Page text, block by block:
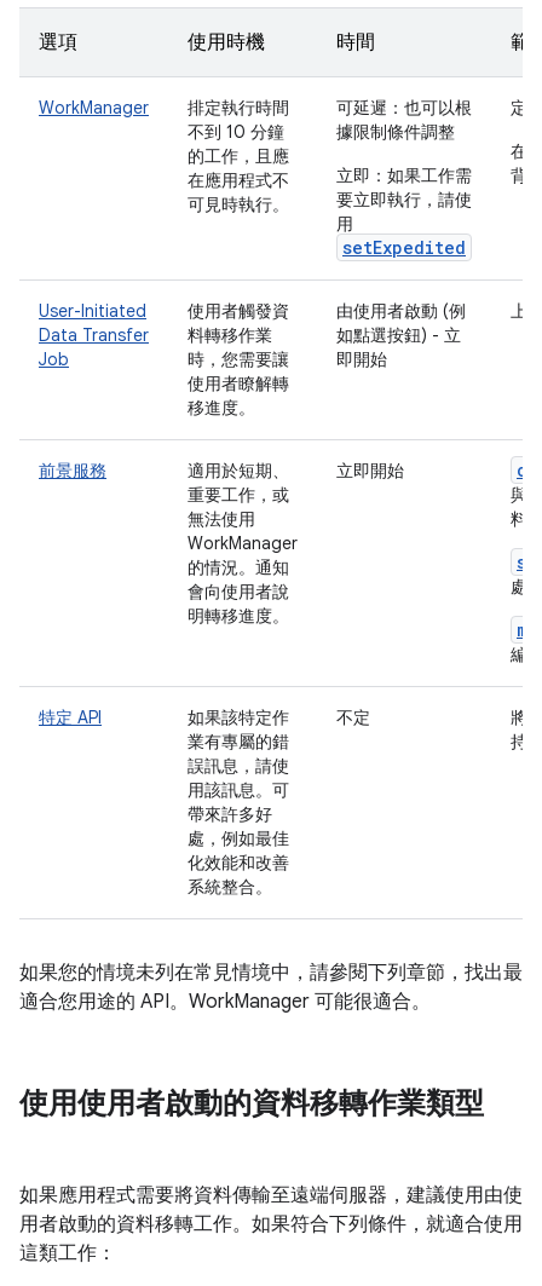
選項 使用時機 時間 範
WorkManager
排定執行時間
不到 10 分鐘
的工作，且應
在應用程式不
可見時執行。
可延遲：也可以根
據限制條件調整
立即：如果工作需
要立即執行，請使
用
setExpedited
定
在
背
User-Initiated
Data Transfer
Job
使用者觸發資
料轉移作業
時，您需要讓
使用者瞭解轉
移進度。
由使用者啟動 (例
如點選按鈕) - 立
即開始
上
前景服務
適用於短期、
重要工作，或
無法使用
WorkManager
的情況。通知
會向使用者說
明轉移進度。
立即開始
與
料
處
編
特定 API
如果該特定作
業有專屬的錯
誤訊息，請使
用該訊息。可
帶來許多好
處，例如最佳
化效能和改善
系統整合。
不定
將
持
如果您的情境未列在常見情境中，請參閱下列章節，找出最
適合您用途的 API。WorkManager 可能很適合。
使用使用者啟動的資料移轉作業類型
如果應用程式需要將資料傳輸至遠端伺服器，建議使用由使
用者啟動的資料移轉工作。如果符合下列條件，就適合使用
這類工作：